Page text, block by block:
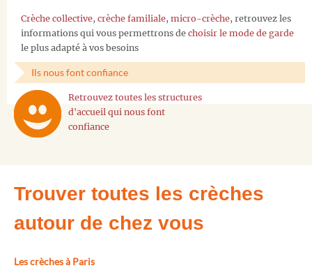
Crèche collective, crèche familiale, micro-crèche, retrouvez les
informations qui vous permettrons de choisir le mode de garde
le plus adapté à vos besoins
Ils nous font confiance
Retrouvez toutes les structures
d'accueil qui nous font
confiance
Trouver toutes les crèches
autour de chez vous
Les crèches à Paris